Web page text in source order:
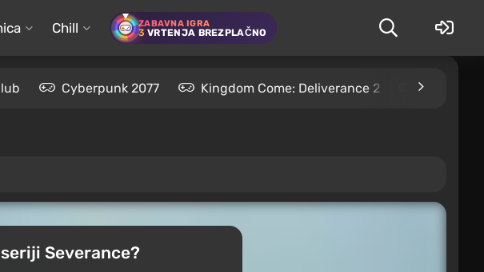
Chill ZABAVNA IGRA
3 VRTENJA BREZPLAČNO
Cyberpunk 2077 Kingdom Come: Deliverance 2
Severance?